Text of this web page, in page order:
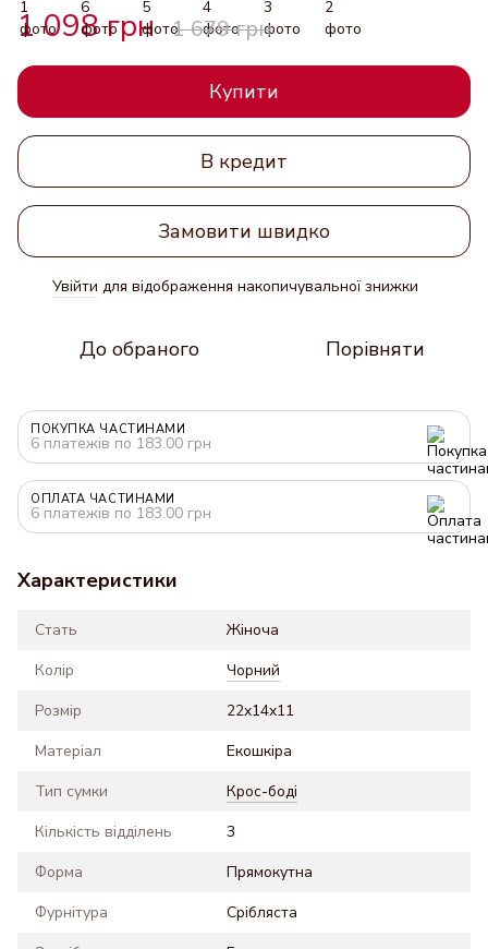
1 098 грн 1 679 грн
Купити
В кредит
Замовити швидко
Увійти для відображення накопичувальної знижки
До обраного Порівняти
ПОКУПКА ЧАСТИНАМИ
6 платежів по 183.00 грн
ОПЛАТА ЧАСТИНАМИ
6 платежів по 183.00 грн
Характеристики
Стать
Жіноча
Колір
Чорний
Розмір
22x14x11
Матеріал
Екошкіра
Тип сумки
Крос-боді
Кількість відділень
3
Форма
Прямокутна
Фурнітура
Срібляста